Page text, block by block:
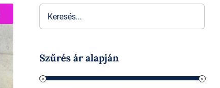
Szűrés ár alapján